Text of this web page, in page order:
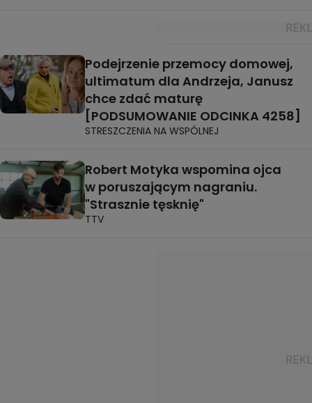
Podejrzenie przemocy domowej,
ultimatum dla Andrzeja, Janusz
chce zdać maturę
[PODSUMOWANIE ODCINKA 4258]
STRESZCZENIA NA WSPÓLNEJ
Robert Motyka wspomina ojca
w poruszającym nagraniu.
"Strasznie tęsknię"
TTV